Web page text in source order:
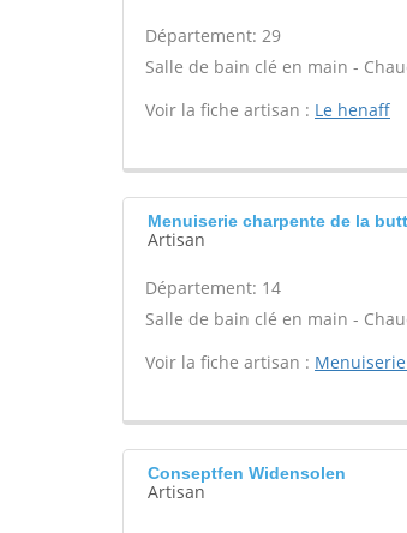
Département: 29
Salle de bain clé en main -
Voir la fiche artisan : Le henaff
Menuiserie charpente de la
Artisan
Département: 14
Salle de bain clé en main -
Voir la fiche artisan :
Conseptfen Widensolen
Artisan